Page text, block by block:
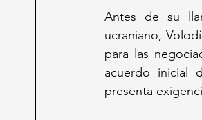
Antes de su
ucraniano,
para las
acuerdo inicial
presenta